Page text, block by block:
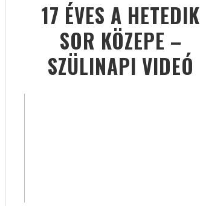
17 ÉVES A HETEDIK
SOR KÖZEPE –
SZÜLINAPI VIDEÓ